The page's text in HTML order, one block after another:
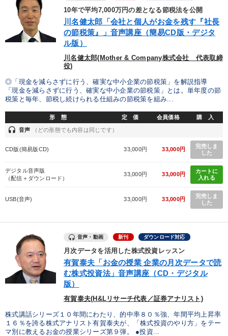
投資 広報・PR
※「更新」を押すと「カテゴリー」「目的別」「キーワード」を更新いただけます。
タグから探す
すべての音声・動画（全2076タイトル）からお探しいただけます
タグ・キーワード
ランチェスター戦略 MBA 仕組み FCビジネス
地方企業の勝ち方 一流人 多角化・新規事業
交渉
話し方 インバウンド 老舗企業 人事戦略
※「更新」を押すと「タグ・キーワード」を更新いただけます。
10年で平均7,000万円の差となる節税法を公開
川名健太郎「会社と個人がお金を残す『社長
の節税策』」音声講座（簡易CD版・デジタ
ル版）
川名健太郎(Mother & Company株式会社 代表取締
役)
◎「現金を減らさずに行う、確実な中小企業の節税策」を解説指導
「現金を減らさずに行う、確実な中小企業の節税策」とは。単年度の節
税策と毎年、節税し続けられる仕組みの節税策を組み...
形 態 定 価 会員価格 購 入
headset 音声 （どの形態でも内容は同じです）
CD版(簡易版CD) 33,000円 33,000円
完売しま
した
デジタル音声版
（配信＋ダウンロード）
33,000円 33,000円
カートに
入れる
USB(音声) 33,000円 33,000円
完売しま
した
音声・動画 新刊 ダウンロード対応
月次データを活用した株式投資レッスン
有賀泰夫「お金の授業 企業の月次データで読
む株式投資法」音声講座（CD・デジタル
版）
有賀泰夫(H&Lリサーチ代表／証券アナリスト)
株式講話シリーズ１０年間にわたり、的中率８０％強、年間平均上昇率
１６％を誇る株式アナリスト有賀泰夫が、「株式投資のやり方」をテー
マ別に教えるお金の授業シリーズ第９弾。 ●投資...